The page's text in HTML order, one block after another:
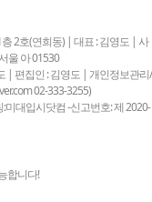
2호(연희동) | 대표 : 김영도 | 사
울 아 01530
| 편집인 : 김영도 | 개인정보관리/
02-333-3255)
대입시닷컴 -신고번호: 제 2020-
합니다!